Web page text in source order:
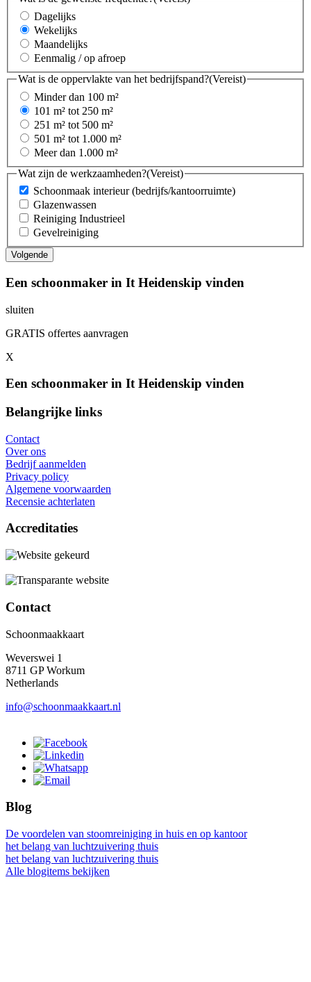
Dagelijks
Wekelijks
Maandelijks
Eenmalig / op afroep
Wat is de oppervlakte van het bedrijfspand?(Vereist)
Minder dan 100 m²
101 m² tot 250 m²
251 m² tot 500 m²
501 m² tot 1.000 m²
Meer dan 1.000 m²
Wat zijn de werkzaamheden?(Vereist)
Schoonmaak interieur (bedrijfs/kantoorruimte)
Glazenwassen
Reiniging Industrieel
Gevelreiniging
Een schoonmaker in It Heidenskip vinden
sluiten
GRATIS offertes aanvragen
X
Een schoonmaker in It Heidenskip vinden
Belangrijke links
Contact
Over ons
Bedrijf aanmelden
Privacy policy
Algemene voorwaarden
Recensie achterlaten
Accreditaties
Contact
Schoonmaakkaart
Weverswei 1
8711 GP Workum
Netherlands
info@schoonmaakkaart.nl
Blog
De voordelen van stoomreiniging in huis en op kantoor
het belang van luchtzuivering thuis
het belang van luchtzuivering thuis
Alle blogitems bekijken